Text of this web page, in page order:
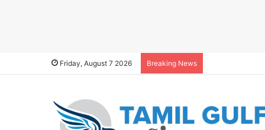
Friday, August 7 2026 Breaking News